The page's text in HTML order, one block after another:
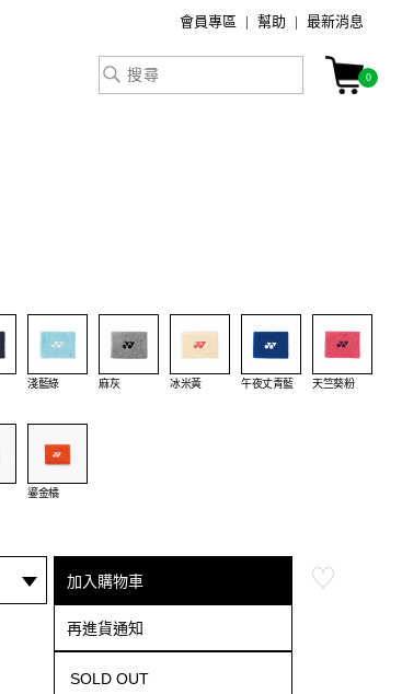
會員專區 幫助 最新消息
0
淺藍綠 麻灰 冰米黃 午夜丈青藍 天竺葵粉
鎏金橘
加入購物車
再進貨通知
SOLD OUT